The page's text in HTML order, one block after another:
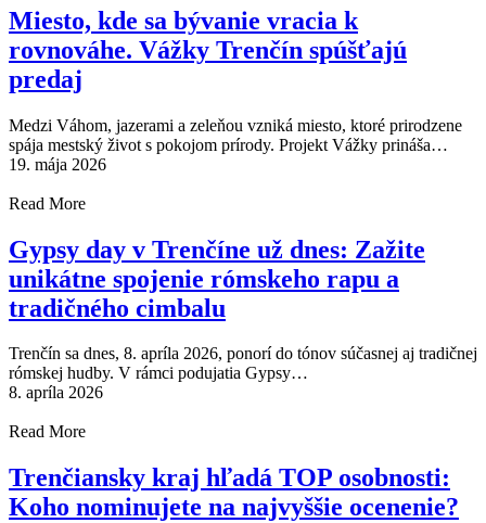
Miesto, kde sa bývanie vracia k
rovnováhe. Vážky Trenčín spúšťajú
predaj
Medzi Váhom, jazerami a zeleňou vzniká miesto, ktoré prirodzene
spája mestský život s pokojom prírody. Projekt Vážky prináša…
19. mája 2026
Read More
Gypsy day v Trenčíne už dnes: Zažite
unikátne spojenie rómskeho rapu a
tradičného cimbalu
Trenčín sa dnes, 8. apríla 2026, ponorí do tónov súčasnej aj tradičnej
rómskej hudby. V rámci podujatia Gypsy…
8. apríla 2026
Read More
Trenčiansky kraj hľadá TOP osobnosti:
Koho nominujete na najvyššie ocenenie?